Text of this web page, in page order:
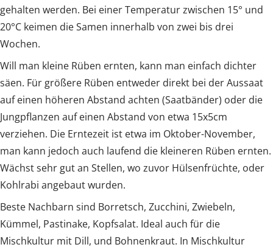
gehalten werden. Bei einer Temperatur zwischen 15° und
20°C keimen die Samen innerhalb von zwei bis drei
Wochen.
Will man kleine Rüben ernten, kann man einfach dichter
säen. Für größere Rüben entweder direkt bei der Aussaat
auf einen höheren Abstand achten (Saatbänder) oder die
Jungpflanzen auf einen Abstand von etwa 15x5cm
verziehen. Die Erntezeit ist etwa im Oktober-November,
man kann jedoch auch laufend die kleineren Rüben ernten.
Wächst sehr gut an Stellen, wo zuvor Hülsenfrüchte, oder
Kohlrabi angebaut wurden.
Beste Nachbarn sind Borretsch, Zucchini, Zwiebeln,
Kümmel, Pastinake, Kopfsalat. Ideal auch für die
Mischkultur mit Dill, und Bohnenkraut. In Mischkultur